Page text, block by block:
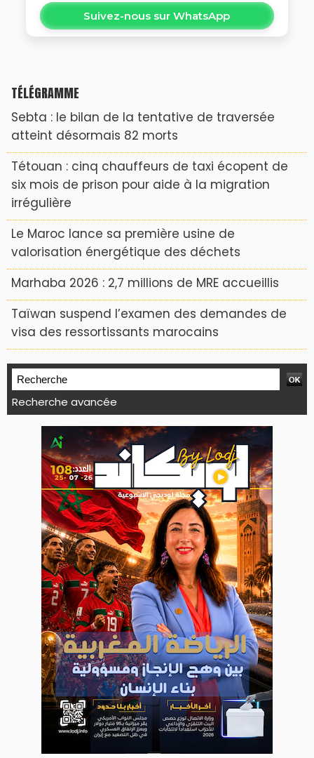
Suivez-nous sur WhatsApp
TÉLÉGRAMME
Sebta : le bilan de la tentative de traversée
atteint désormais 82 morts
Tétouan : cinq chauffeurs de taxi écopent de
six mois de prison pour aide à la migration
irrégulière
Le Maroc lance sa première usine de
valorisation énergétique des déchets
Marhaba 2026 : 2,7 millions de MRE accueillis
Taïwan suspend l’examen des demandes de
visa des ressortissants marocains
Recherche avancée